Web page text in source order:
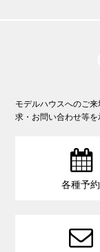
モデルハウスへのご
求・お問い合わせ等を

各種予約
